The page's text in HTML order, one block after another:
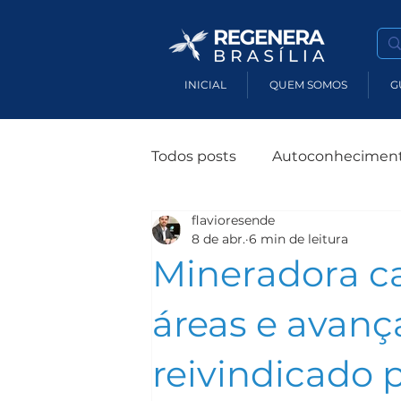
INICIAL QUEM SOMOS
Todos posts
Terapias Holísticas
Impacto Socioambiental
Mineradora
áreas e
reivindicado
flavioresende
8 de abr. 6 min de leitura